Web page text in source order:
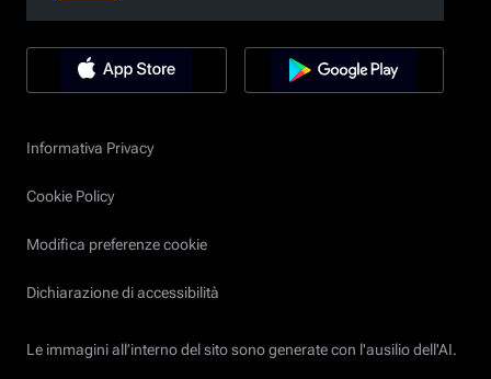
Informativa Privacy
Cookie Policy
Modifica preferenze cookie
Dichiarazione di accessibilità
Le immagini all’interno del sito sono generate con l'ausilio dell'AI.